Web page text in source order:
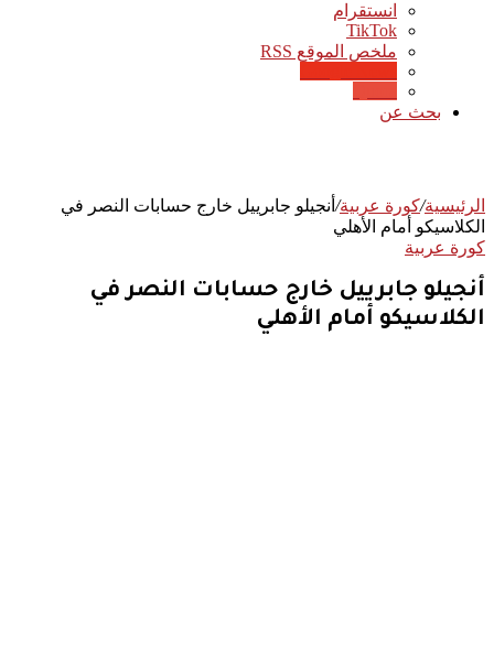
انستقرام
‫TikTok
ملخص الموقع RSS
بحث عن
الرئيسية/كورة عربية/ أنجيلو جابرييل خارج حسابات النصر في
الكلاسيكو أمام الأهلي
كورة عربية
أنجيلو جابرييل خارج حسابات النصر في
الكلاسيكو أمام الأهلي